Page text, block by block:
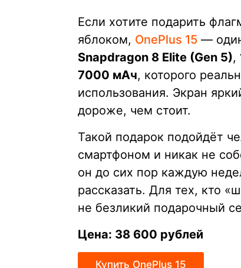
Если хотите подарить
яблоком, OnePlus 15 —
Snapdragon 8 Elite (Gen 5),
7000 мАч, которого
использования. Экран
дороже, чем стоит.
Такой подарок подойдёт
смартфоном и никак не
он до сих пор каждую
рассказать. Для тех, кто
не безликий подарочный
Цена: 38 600 рублей
Купить OnePlus 15